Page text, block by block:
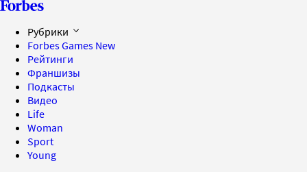
Рубрики
Forbes Games New
Рейтинги
Франшизы
Подкасты
Видео
Life
Woman
Sport
Young